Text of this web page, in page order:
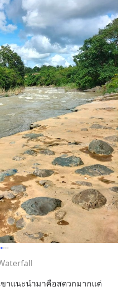
ขาแนะนำมาคือสดวกมากแต่